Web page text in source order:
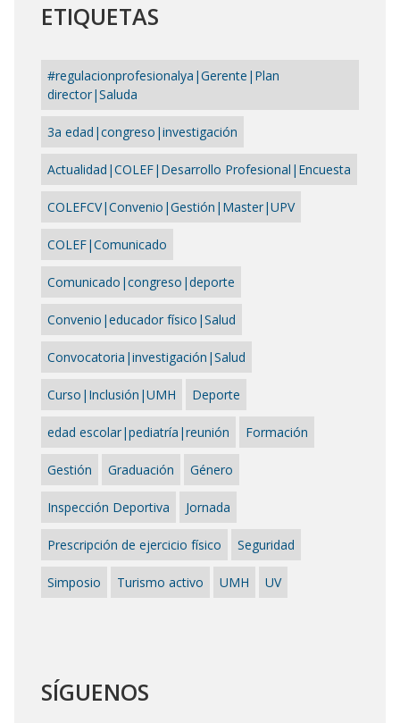
ETIQUETAS
#regulacionprofesionalya|Gerente|Plan
director|Saluda
3a edad|congreso|investigación
Actualidad|COLEF|Desarrollo Profesional|Encuesta
COLEFCV|Convenio|Gestión|Master|UPV
COLEF|Comunicado
Comunicado|congreso|deporte
Convenio|educador físico|Salud
Convocatoria|investigación|Salud
Curso|Inclusión|UMH Deporte
edad escolar|pediatría|reunión Formación
Gestión Graduación Género
Inspección Deportiva Jornada
Prescripción de ejercicio físico Seguridad
Simposio Turismo activo UMH UV
SÍGUENOS